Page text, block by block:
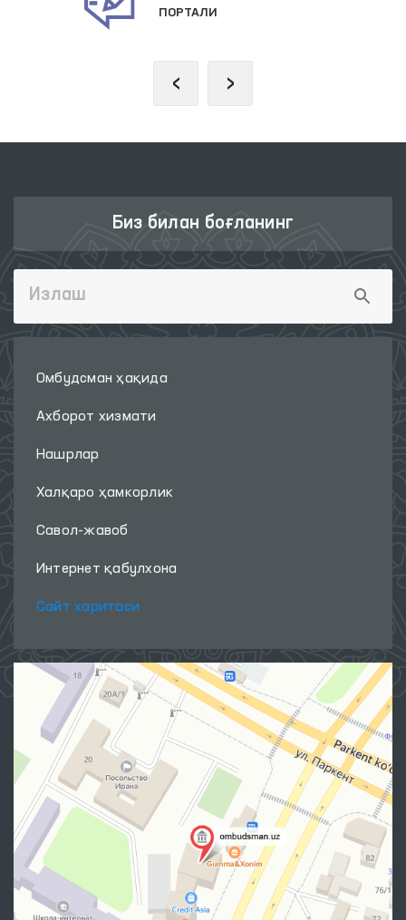
ВЕБ-САЙТИ
‹ ›
Биз билан боғланинг
Омбудсман ҳақида
Ахборот хизмати
Нашрлар
Халқаро ҳамкорлик
Савол-жавоб
Интернет қабулхона
Сайт харитаси